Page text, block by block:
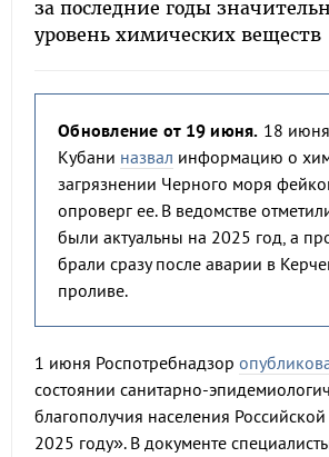
за последние годы
уровень химических веществ
Обновление от 19 июня. 18
Кубани назвал информацию о
загрязнении Черного моря
опроверг ее. В ведомстве
были актуальны на 2025 год, а
брали сразу после аварии в
проливе.
1 июня Роспотребнадзор
состоянии санитарно-
благополучия населения
2025 году». В документе